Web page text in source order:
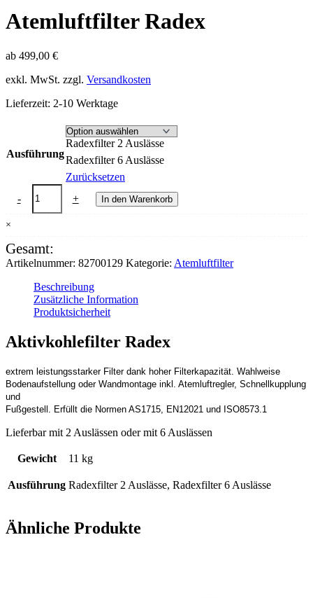
Atemluftfilter Radex
ab 499,00 €
exkl. MwSt. zzgl. Versandkosten
Lieferzeit: 2-10 Werktage
Ausführung
Radexfilter 2 Auslässe
Radexfilter 6 Auslässe
Zurücksetzen
-
Atemluftfilter
Radex
Menge
+ In den Warenkorb
×
Gesamt:
Artikelnummer: 82700129 Kategorie: Atemluftfilter
Beschreibung
Zusätzliche Information
Produktsicherheit
Aktivkohlefilter Radex
extrem leistungsstarker Filter dank hoher Filterkapazität. Wahlweise
Bodenaufstellung oder Wandmontage inkl. Atemluftregler, Schnellkupplung
und
Fußgestell. Erfüllt die Normen AS1715, EN12021 und ISO8573.1
Lieferbar mit 2 Auslässen oder mit 6 Auslässen
Gewicht 11 kg
Ausführung Radexfilter 2 Auslässe, Radexfilter 6 Auslässe
Ähnliche Produkte